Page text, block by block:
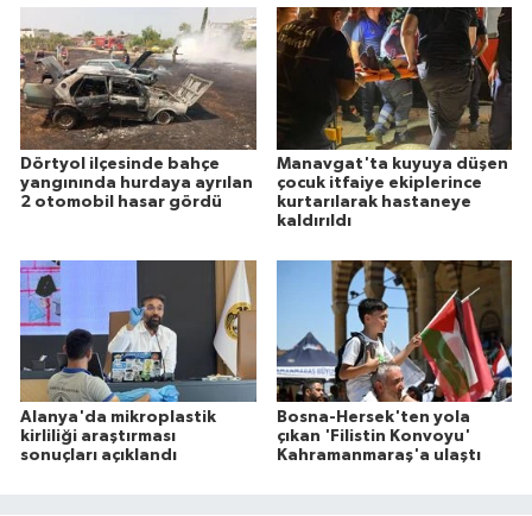
Dörtyol ilçesinde bahçe
yangınında hurdaya ayrılan
2 otomobil hasar gördü
Manavgat'ta kuyuya düşen
çocuk itfaiye ekiplerince
kurtarılarak hastaneye
kaldırıldı
Alanya'da mikroplastik
kirliliği araştırması
sonuçları açıklandı
Bosna-Hersek'ten yola
çıkan 'Filistin Konvoyu'
Kahramanmaraş'a ulaştı